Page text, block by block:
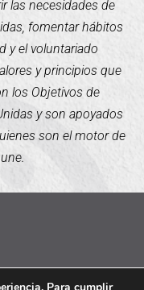
las necesidades de
fomentar hábitos
y el voluntariado
y principios que
los Objetivos de
y son apoyados
son el motor de